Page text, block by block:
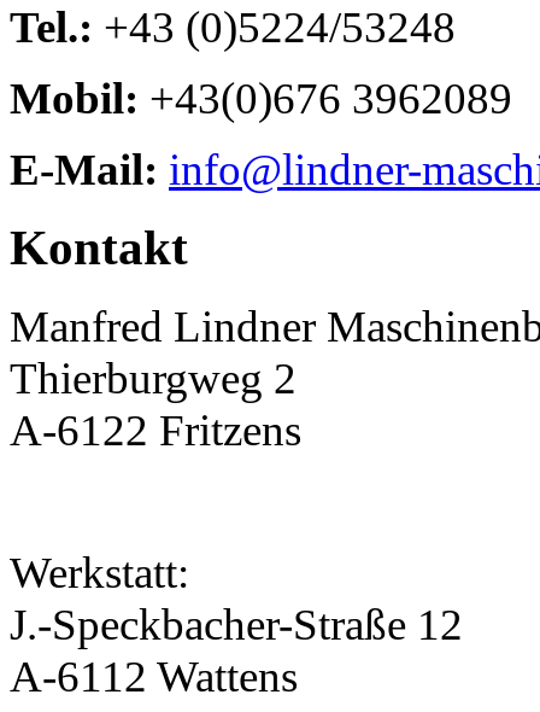
Tel.: +43 (0)5224/53248
Mobil: +43(0)676 3962089
E-Mail: info@lindner-
Kontakt
Manfred Lindner
Thierburgweg 2
A-6122 Fritzens
Werkstatt:
J.-Speckbacher-Straße 12
A-6112 Wattens